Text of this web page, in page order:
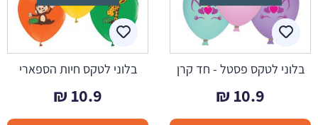
בלוני לטקס פסטל - חד קרן
10.9
₪
בלוני לטקס חיות הספארי
10.9
₪